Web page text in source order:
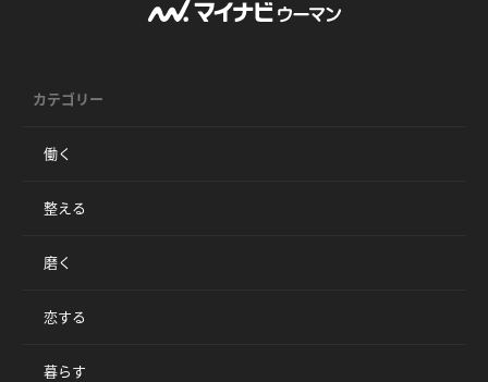
カテゴリー
働く
整える
磨く
恋する
暮らす